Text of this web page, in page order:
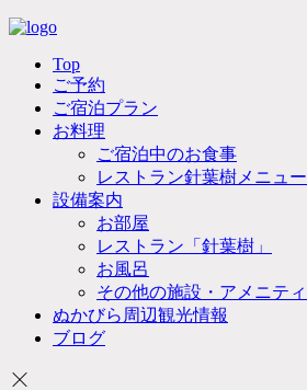
Top
ご予約
ご宿泊プラン
お料理
ご宿泊中のお食事
レストラン針葉樹メニュー
設備案内
お部屋
レストラン「針葉樹」
お風呂
その他の施設・アメニティ
ぬかびら周辺観光情報
ブログ